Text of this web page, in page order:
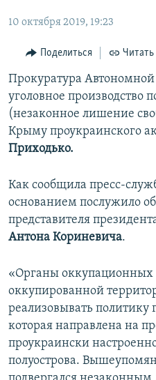
Вернутся
поиску
ИНТЕРАКТИВ
ИНФОГРАФИКА
ТЕЛЕПРОЕКТ КРЫМ.РЕАЛИИ
СОВЕТЫ ПРАВОЗАЩИТНИКОВ
ПРОПАВШИЕ БЕЗ ВЕСТИ
ПОБЕДИТЕЛЕЙ НЕ СУДЯТ?
КРЫМ.НЕПОКОРЕННЫЙ
ELIFBE
УКРАИНСКАЯ ПРОБЛЕМА КРЫМА
РАДІО СВОБОДА
КАК ОБОЙТИ
Українською
Qırımtatar
ПРИСОЕДИНЯЙТЕСЬ!
10 октября 2019, 19:23
Поделиться Читать
Прокуратура
уголовное производство
(незаконное лишение
Крыму проукраинского
Приходько.
Как сообщила пресс-
основанием послужило
представителя
Антона Кориневича.
«Органы оккупационных
оккупированной
реализовывать политику
которая направлена на
проукраински
полуострова.